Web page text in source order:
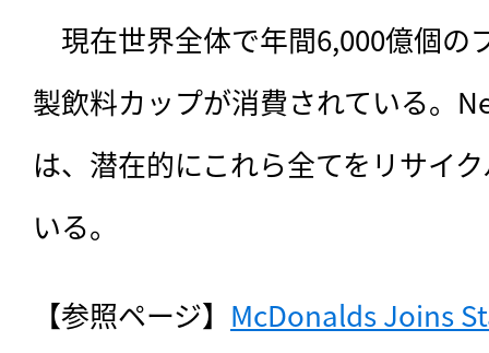
現在世界全体で年間6,000億個の
製飲料カップが消費されている。
は、潜在的にこれら全てをリサイ
いる。
【参照ページ】 McDonalds Joins